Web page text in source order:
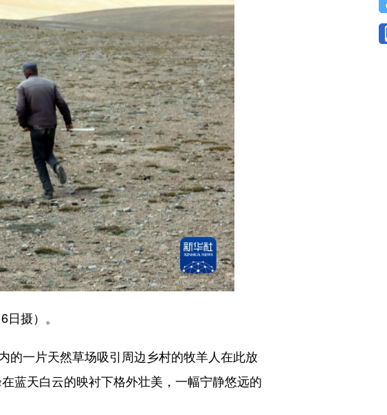
摄）。
一片天然草场吸引周边乡村的牧羊人在此放
蓝天白云的映衬下格外壮美，一幅宁静悠远的